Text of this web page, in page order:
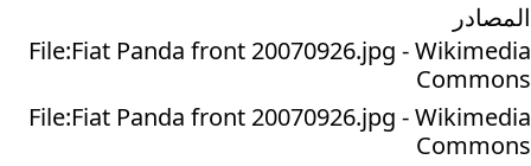
المصادر
File:Fiat Panda front 20070926.jpg - Wikimedia
Commons
File:Fiat Panda front 20070926.jpg - Wikimedia
Commons